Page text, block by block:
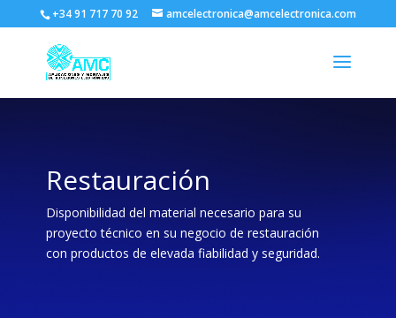
+34 91 717 70 92 amcelectronica@amcelectronica.com
Restauración
Disponibilidad del material necesario para su
proyecto técnico en su negocio de restauración
con productos de elevada fiabilidad y seguridad.